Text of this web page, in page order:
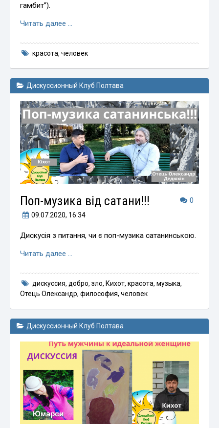
гамбит”).
Читать далее …
красота, человек
Дискуссионный Клуб Полтава
0
Поп-музика від сатани!!!
09.07.2020, 16:34
Дискусія з питання, чи є поп-музика сатанинською.
Читать далее …
дискуссия, добро, зло, Кихот, красота, музыка,
Отець Олександр,философия,человек
Дискуссионный Клуб Полтава